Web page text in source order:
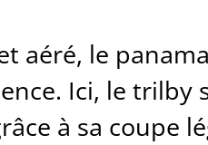
aéré, le
Ici, le trilby
à sa coupe